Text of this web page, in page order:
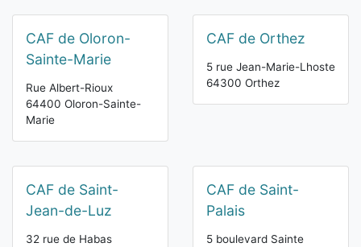
CAF de Oloron-
Sainte-Marie
Rue Albert-Rioux
64400 Oloron-Sainte-
Marie
CAF de Orthez
5 rue Jean-Marie-Lhoste
64300 Orthez
CAF de Saint-
Jean-de-Luz
32 rue de Habas
CAF de Saint-
Palais
5 boulevard Sainte